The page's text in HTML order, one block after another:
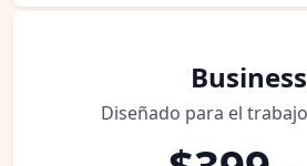
Business
Diseñado para el